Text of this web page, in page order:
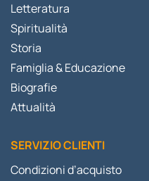
Letteratura
Spiritualità
Storia
Famiglia & Educazione
Biografie
Attualità
SERVIZIO CLIENTI
Condizioni d’acquisto